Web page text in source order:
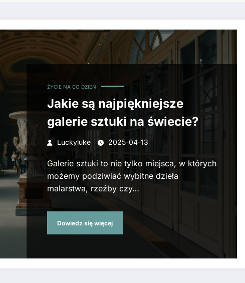
ŻYCIE NA CO DZIEŃ
Jakie są najpiękniejsze
galerie sztuki na świecie?
Luckyluke 2025-04-13
Galerie sztuki to nie tylko miejsca, w których
możemy podziwiać wybitne dzieła
malarstwa, rzeźby czy…
Dowiedz się więcej